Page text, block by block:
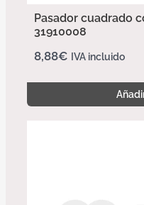
Pasador cuadrado
31910008
8,88€ IVA incluido